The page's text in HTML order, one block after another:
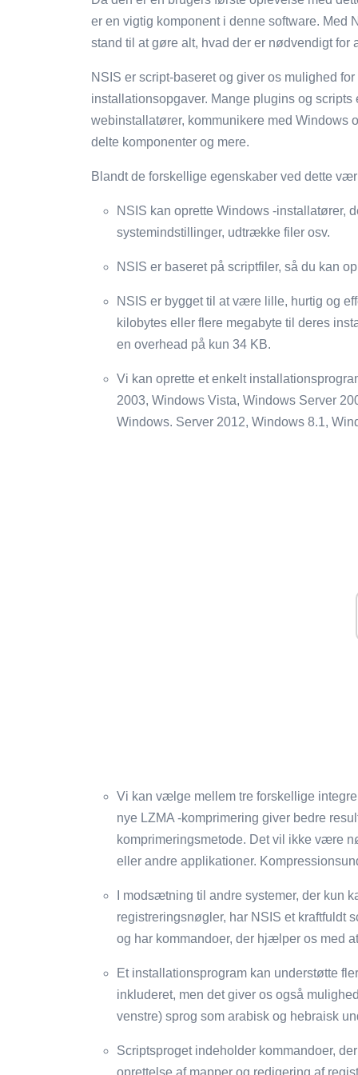
er en vigtig komponent i denne software. Med
stand til at gøre alt, hvad der er nødvendigt for
NSIS er script-baseret og giver os mulighed
installationsopgaver. Mange plugins og
webinstallatører, kommunikere med Windows
delte komponenter og mere.
Blandt de forskellige egenskaber ved dette
NSIS kan oprette Windows -installatører,
systemindstillinger, udtrække filer osv.
NSIS er baseret på scriptfiler, så du kan
NSIS er bygget til at være lille, hurtig og
kilobytes eller flere megabyte til deres
en overhead på kun 34 KB.
Vi kan oprette et enkelt
2003, Windows Vista, Windows Server
Windows. Server 2012, Windows 8.1,
Vi kan vælge mellem tre forskellige
nye LZMA -komprimering giver bedre
komprimeringsmetode. Det vil ikke være
eller andre applikationer.
I modsætning til andre systemer, der kun
registreringsnøgler, har NSIS et kraftfuldt
og har kommandoer, der hjælper os med
Et installationsprogram kan understøtte
inkluderet, men det giver os også
venstre) sprog som arabisk og hebraisk
Scriptsproget indeholder kommandoer,